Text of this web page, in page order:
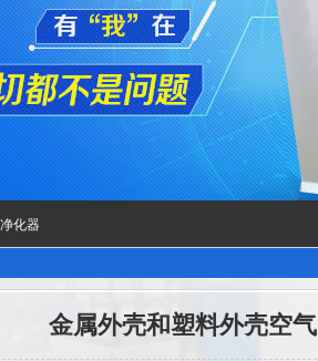
化器
金属外壳和塑料外壳空